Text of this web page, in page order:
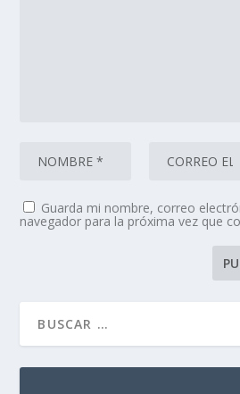
Guarda mi nombre, correo
navegador para la próxima vez que